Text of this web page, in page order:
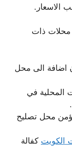
الاسعار.
محلات ذات
اضافة الى محل
المحلية في
نؤمن محل تصليح
الكويت كفالة